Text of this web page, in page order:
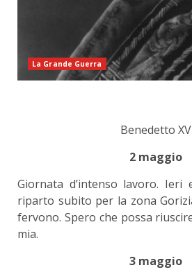
La Grande Guerra
Benedetto XV
2 maggio
Giornata d’intenso lavoro. Ieri
riparto subito per la zona
fervono. Spero che possa
mia.
3 maggio